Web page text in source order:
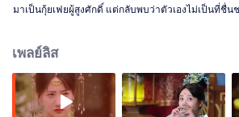
มาเป็นกุ้ยเฟยผู้สูงศักดิ์ แต่กลับพบว่าตัวเองไม่เป็นที่ชื่น
หลิง สร้าง "สังคมอวิ๋นเต๋อ" แห่งยุคโบราณ นำพาเข้าสู่ก
ทำให้อ๋องผู้เย็นชาต้องหันมองใหม่ ทั้งสองร่วมกันไขปริ
ของอ๋องหลิง...
เพลย์ลิส